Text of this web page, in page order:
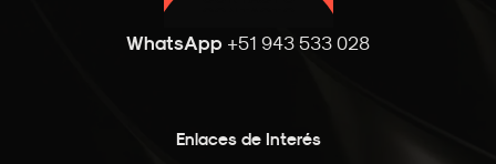
WhatsApp +51 943 533 028
Enlaces de Interés